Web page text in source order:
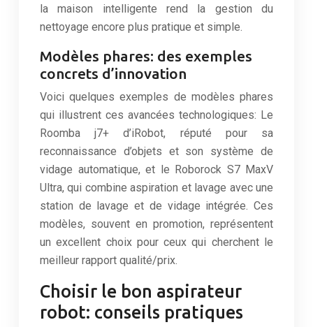
la maison intelligente rend la gestion du
nettoyage encore plus pratique et simple.
Modèles phares: des exemples
concrets d’innovation
Voici quelques exemples de modèles phares
qui illustrent ces avancées technologiques: Le
Roomba j7+ d’iRobot, réputé pour sa
reconnaissance d’objets et son système de
vidage automatique, et le Roborock S7 MaxV
Ultra, qui combine aspiration et lavage avec une
station de lavage et de vidage intégrée. Ces
modèles, souvent en promotion, représentent
un excellent choix pour ceux qui cherchent le
meilleur rapport qualité/prix.
Choisir le bon aspirateur
robot: conseils pratiques